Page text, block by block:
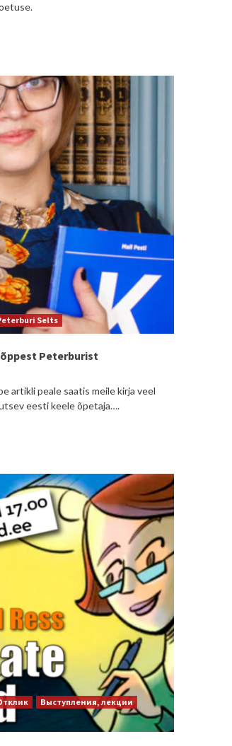
Selts
Peterburist
artikli peale saatis meile kirja veel
eesti keele õpetaja….
Выступления, лекции